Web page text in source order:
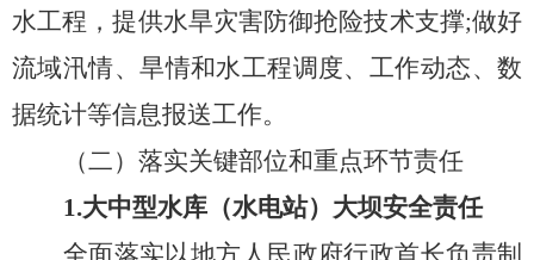
水工程，提供水旱灾害防御抢险技术支撑;做好
流域汛情、旱情和水工程调度、工作动态、数
据统计等信息报送工作。
（二） 落实关键部位和重点环节责任
1.大中型水库（水电站）大坝安全责任